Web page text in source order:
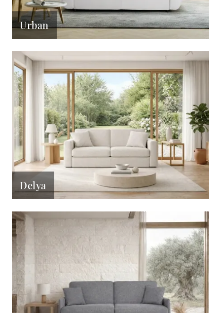
Urban
Delya